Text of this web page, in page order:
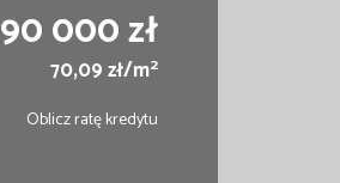
90 000 zł
70,09 zł/m2
Oblicz ratę kredytu